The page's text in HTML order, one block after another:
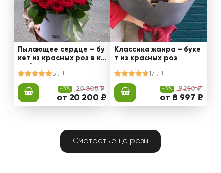
Пылающее сердце – бу
кет из красных роз в ко
робке
5
-3% 20 800 ₽
от 20 200 ₽
Классика жанра – буке
т из красных роз
17
-3% 9 250 ₽
от 8 997 ₽
Смотреть еще розы